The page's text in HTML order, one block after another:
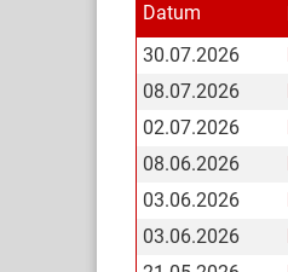
Datum
30.07.2026
08.07.2026
02.07.2026
08.06.2026
03.06.2026
03.06.2026